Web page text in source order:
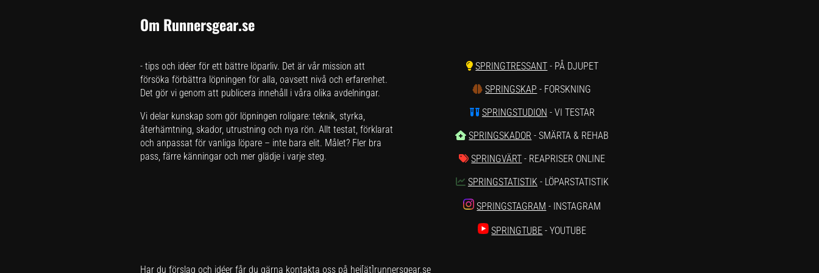
Om Runnersgear.se
- tips och idéer för ett bättre löparliv. Det är vår mission att
försöka förbättra löpningen för alla, oavsett nivå och erfarenhet.
Det gör vi genom att publicera innehåll i våra olika avdelningar.
Vi delar kunskap som gör löpningen roligare: teknik, styrka,
återhämtning, skador, utrustning och nya rön. Allt testat, förklarat
och anpassat för vanliga löpare – inte bara elit. Målet? Fler bra
pass, färre känningar och mer glädje i varje steg.
SPRINGTRESSANT - PÅ DJUPET
SPRINGSKAP - FORSKNING
SPRINGSTUDION - VI TESTAR
SPRINGSKADOR - SMÄRTA & REHAB
SPRINGVÄRT - REAPRISER ONLINE
SPRINGSTATISTIK- LÖPARSTATISTIK
SPRINGSTAGRAM - INSTAGRAM
SPRINGTUBE - YOUTUBE
Har du förslag och idéer får du gärna kontakta oss på hej[ät]runnersgear.se